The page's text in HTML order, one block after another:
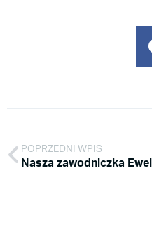
POPRZEDNI WPIS
Nasza zawodniczka